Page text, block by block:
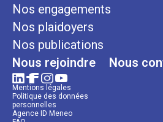
Nos engagements
Nos plaidoyers
Nos publications
Nous rejoindre Nous
Mentions légales
Politique des données
personnelles
Agence ID Meneo